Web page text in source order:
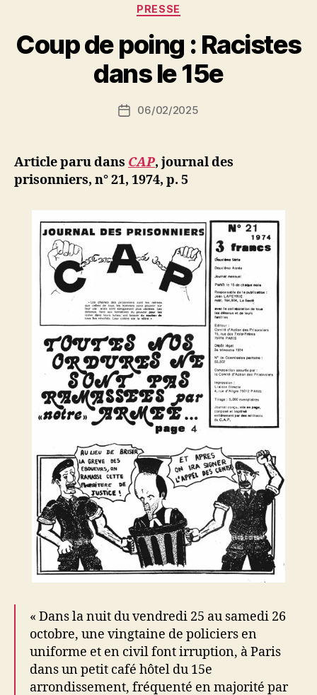
:
coup
campagne
Catégories
PRESSE
Coup de poing : Racistes
dans le 15e
Auteur
de
r
N
ji
b
Date06/02/2025
Article paru dans CAP, journal des
prisonniers, n° 21, 1974, p. 5
« Dans la nuit du vendredi 25 au samedi 26
octobre, une vingtaine de policiers en
uniforme et en civil font irruption, à Paris
dans un petit café hôtel du 15e
arrondissement, fréquenté en majorité par